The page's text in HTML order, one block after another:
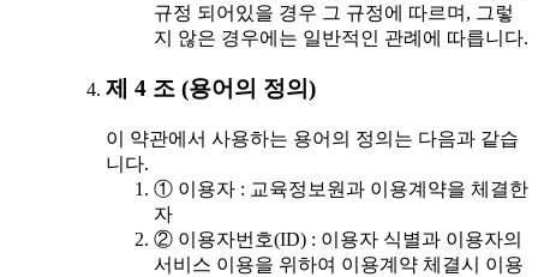
규정 되어있을 경우 그 규정에 따르며, 그렇
지 않은 경우에는 일반적인 관례에 따릅니다.
제 4 조 (용어의 정의)
이 약관에서 사용하는 용어의 정의는 다음과 같습
니다.
① 이용자 : 교육정보원과 이용계약을 체결한
자
② 이용자번호(ID) : 이용자 식별과 이용자의
서비스 이용을 위하여 이용계약 체결시 이용